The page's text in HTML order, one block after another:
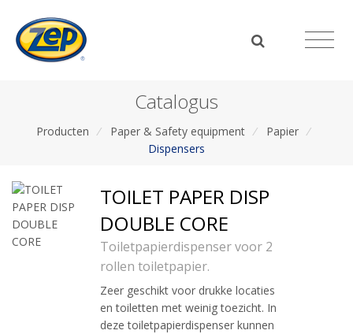
Catalogus
Producten / Paper & Safety equipment / Papier /
Dispensers
TOILET PAPER DISP
DOUBLE CORE
Toiletpapierdispenser voor 2
rollen toiletpapier.
Zeer geschikt voor drukke locaties
en toiletten met weinig toezicht. In
deze toiletpapierdispenser kunnen